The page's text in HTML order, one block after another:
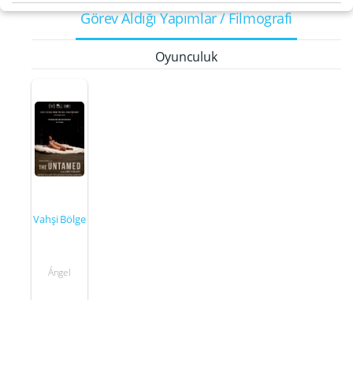
Görev Aldığı Yapımlar / Filmografi
Oyunculuk
Vahşi Bölge
Ángel